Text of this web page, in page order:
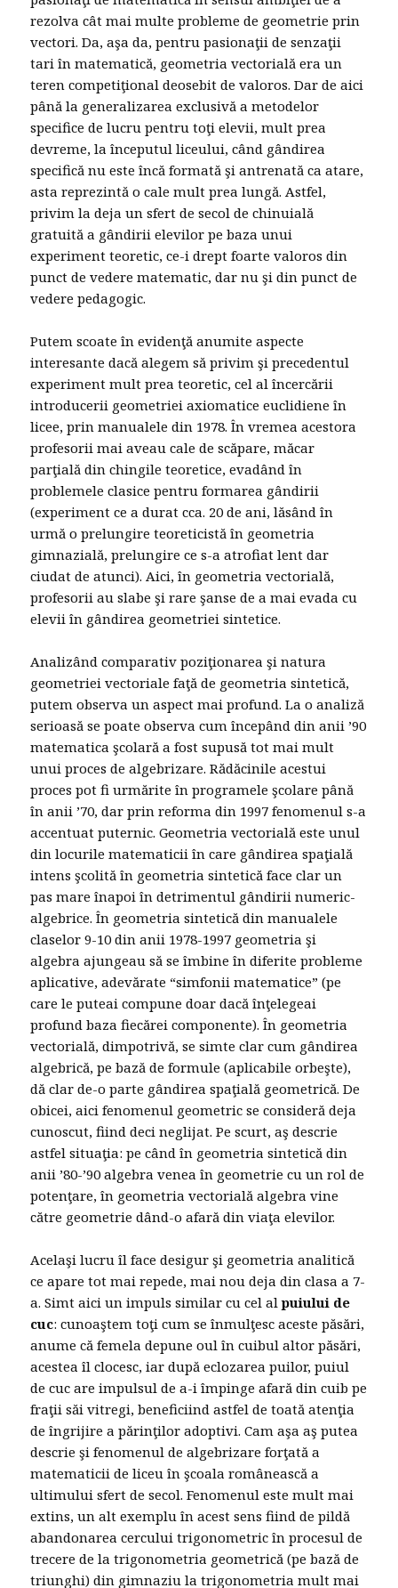
rezolva cât mai multe probleme de geometrie prin
vectori. Da, aşa da, pentru pasionaţii de senzaţii
tari în matematică, geometria vectorială era un
teren competiţional deosebit de valoros. Dar de aici
până la generalizarea exclusivă a metodelor
specifice de lucru pentru toţi elevii, mult prea
devreme, la începutul liceului, când gândirea
specifică nu este încă formată şi antrenată ca atare,
asta reprezintă o cale mult prea lungă. Astfel,
privim la deja un sfert de secol de chinuială
gratuită a gândirii elevilor pe baza unui
experiment teoretic, ce-i drept foarte valoros din
punct de vedere matematic, dar nu şi din punct de
vedere pedagogic.
Putem scoate în evidenţă anumite aspecte
interesante dacă alegem să privim şi precedentul
experiment mult prea teoretic, cel al încercării
introducerii geometriei axiomatice euclidiene în
licee, prin manualele din 1978. În vremea acestora
profesorii mai aveau cale de scăpare, măcar
parţială din chingile teoretice, evadând în
problemele clasice pentru formarea gândirii
(experiment ce a durat cca. 20 de ani, lăsând în
urmă o prelungire teoreticistă în geometria
gimnazială, prelungire ce s-a atrofiat lent dar
ciudat de atunci). Aici, în geometria vectorială,
profesorii au slabe şi rare şanse de a mai evada cu
elevii în gândirea geometriei sintetice.
Analizând comparativ poziţionarea şi natura
geometriei vectoriale faţă de geometria sintetică,
putem observa un aspect mai profund. La o analiză
serioasă se poate observa cum începând din anii ’90
matematica şcolară a fost supusă tot mai mult
unui proces de algebrizare. Rădăcinile acestui
proces pot fi urmărite în programele şcolare până
în anii ’70, dar prin reforma din 1997 fenomenul s-a
accentuat puternic. Geometria vectorială este unul
din locurile matematicii în care gândirea spaţială
intens şcolită în geometria sintetică face clar un
pas mare înapoi în detrimentul gândirii numeric-
algebrice. În geometria sintetică din manualele
claselor 9-10 din anii 1978-1997 geometria şi
algebra ajungeau să se îmbine în diferite probleme
aplicative, adevărate “simfonii matematice” (pe
care le puteai compune doar dacă înţelegeai
profund baza fiecărei componente). În geometria
vectorială, dimpotrivă, se simte clar cum gândirea
algebrică, pe bază de formule (aplicabile orbeşte),
dă clar de-o parte gândirea spaţială geometrică. De
obicei, aici fenomenul geometric se consideră deja
cunoscut, fiind deci neglijat. Pe scurt, aş descrie
astfel situaţia: pe când în geometria sintetică din
anii ’80-’90 algebra venea în geometrie cu un rol de
potenţare, în geometria vectorială algebra vine
către geometrie dând-o afară din viaţa elevilor.
Acelaşi lucru îl face desigur şi geometria analitică
ce apare tot mai repede, mai nou deja din clasa a 7-
a. Simt aici un impuls similar cu cel alpuiului de
cuc: cunoaştem toţi cum se înmulţesc aceste păsări,
anume că femela depune oul în cuibul altor păsări,
acestea îl clocesc, iar după eclozarea puilor, puiul
de cuc are impulsul de a-i împinge afară din cuib pe
fraţii săi vitregi, beneficiind astfel de toată atenţia
de îngrijire a părinţilor adoptivi. Cam aşa aş putea
descrie şi fenomenul de algebrizare forţată a
matematicii de liceu în şcoala românească a
ultimului sfert de secol. Fenomenul este mult mai
extins, un alt exemplu în acest sens fiind de pildă
abandonarea cercului trigonometric în procesul de
trecere de la trigonometria geometrică (pe bază de
triunghi) din gimnaziu la trigonometria mult mai